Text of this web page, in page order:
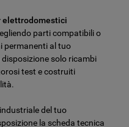
elettrodomestici
parti compatibili o
permanenti al tuo
solo ricambi
test e costruiti
del tuo
la scheda tecnica